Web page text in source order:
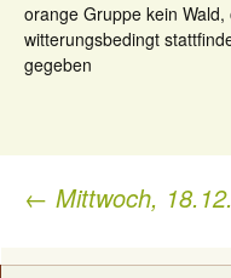
orange Gruppe kein
witterungsbedingt
gegeben
Post
← Mittwoch, 18.12.